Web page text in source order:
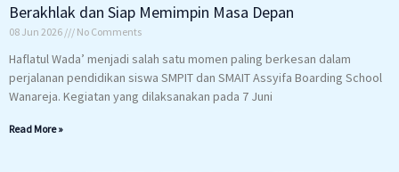
Berakhlak dan Siap Memimpin Masa Depan
08 Jun 2026 No Comments
Haflatul Wada’ menjadi salah satu momen paling berkesan dalam
perjalanan pendidikan siswa SMPIT dan SMAIT Assyifa Boarding School
Wanareja. Kegiatan yang dilaksanakan pada 7 Juni
Read More »